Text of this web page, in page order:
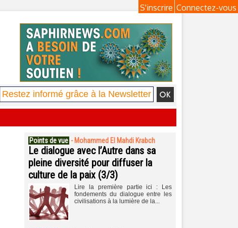
Connectez-vous
S'inscrire
Points de vue - Mohammed El Mahdi Krabch
Le dialogue avec l’Autre dans sa
pleine diversité pour diffuser la
culture de la paix (3/3)
Lire la première partie ici : Les
fondements du dialogue entre les
civilisations à la lumière de la...